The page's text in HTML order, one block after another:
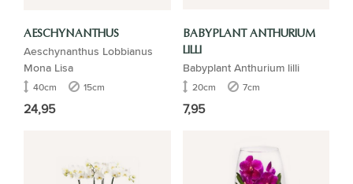
AESCHYNANTHUS
Aeschynanthus Lobbianus
Mona Lisa
40cm 15cm
24,95
BABYPLANT ANTHURIUM
LILLI
Babyplant Anthurium lilli
20cm 7cm
7,95